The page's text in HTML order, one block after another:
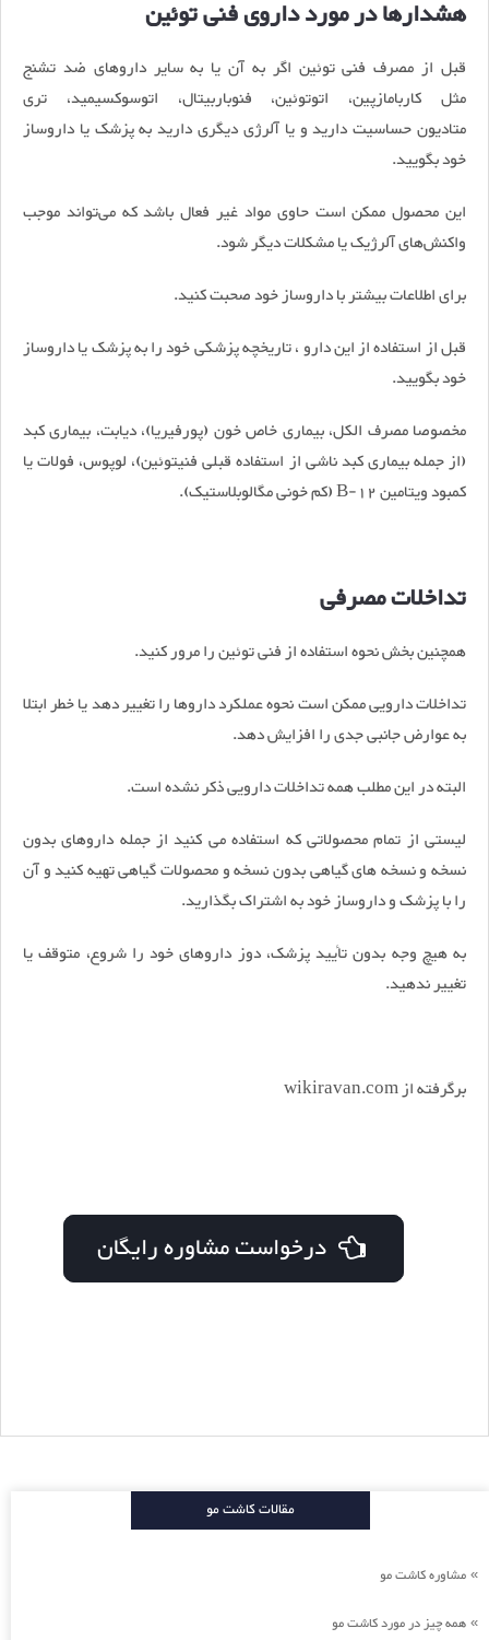
هشدارها در مورد داروی فنی توئین
قبل از مصرف فنی توئین اگر به آن یا به سایر داروهای ضد تشنج
مثل کاربامازپین، اتوتوئین، فنوباربیتال، اتوسوکسیمید، تری
متادیون حساسیت دارید و یا آلرژی دیگری دارید به پزشک یا داروساز
خود بگویید.
این محصول ممکن است حاوی مواد غیر فعال باشد که می‌تواند موجب
واکنش‌های آلرژیک یا مشکلات دیگر شود.
برای اطلاعات بیشتر با داروساز خود صحبت کنید.
قبل از استفاده از این دارو ، تاریخچه پزشکی خود را به پزشک یا داروساز
خود بگویید.
مخصوصا مصرف الکل، بیماری خاص خون (پورفیریا)، دیابت، بیماری کبد
(از جمله بیماری کبد ناشی از استفاده قبلی فنیتوئین)، لوپوس، فولات یا
کمبود ویتامین B-12 (کم خونی مگالوبلاستیک).
تداخلات مصرفی
همچنین بخش نحوه استفاده از فنی توئین را مرور کنید.
تداخلات دارویی ممکن است نحوه عملکرد داروها را تغییر دهد یا خطر ابتلا
به عوارض جانبی جدی را افزایش دهد.
البته در این مطلب همه تداخلات دارویی ذکر نشده است.
لیستی از تمام محصولاتی که استفاده می کنید از جمله داروهای بدون
نسخه و نسخه های گیاهی بدون نسخه و محصولات گیاهی تهیه کنید و آن
را با پزشک و داروساز خود به اشتراک بگذارید.
به هیچ وجه بدون تأیید پزشک، دوز داروهای خود را شروع، متوقف یا
تغییر ندهید.
برگرفته از wikiravan.com
درخواست مشاوره رایگان
مقالات کاشت مو
» مشاوره کاشت مو
» همه چیز در مورد کاشت مو